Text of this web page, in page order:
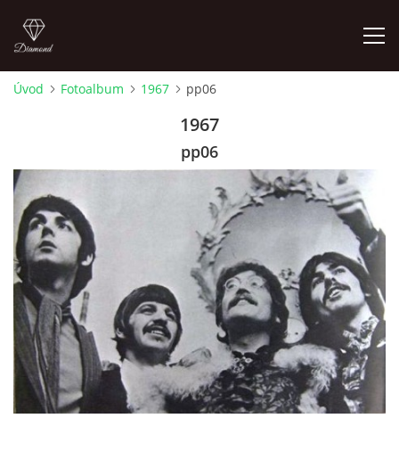
HISTORIE - JAK TO ZAČALO
HISTORIE - BEATLEMANIE
HISTORIE - SERŽANT PEPŘ
HISTORIE - KONEC LEGENDY
Úvod Fotoalbum 1967 pp06
1967
pp06